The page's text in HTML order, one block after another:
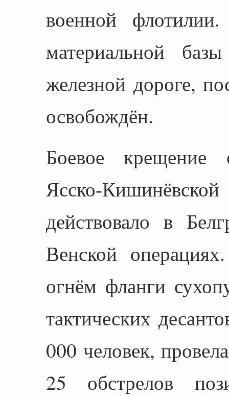
военной
материальной
железной дороге,
освобождён.
Боевое крещение
Ясско-
действовало в
Венской
огнём фланги
тактических
000 человек,
25 обстрелов